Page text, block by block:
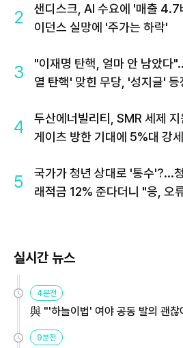
2
샌디스크, AI 수요에 '매출
이던스 실망에 '주가는 하락'
3
"이재명 탄핵, 얼마 안 남았다
열 탄핵' 맞힌 무당, '성지글' 등
4
두산에너빌리티, SMR 세제 지
게이츠 방한 기대에 5%대 강세
5
국가가 청년 상대로 '통수'?...
래적금 12% 준다더니 "응, 오
실시간 뉴스
4분전
與 "'하늘이법' 여야 공동 발의 괜
9분전